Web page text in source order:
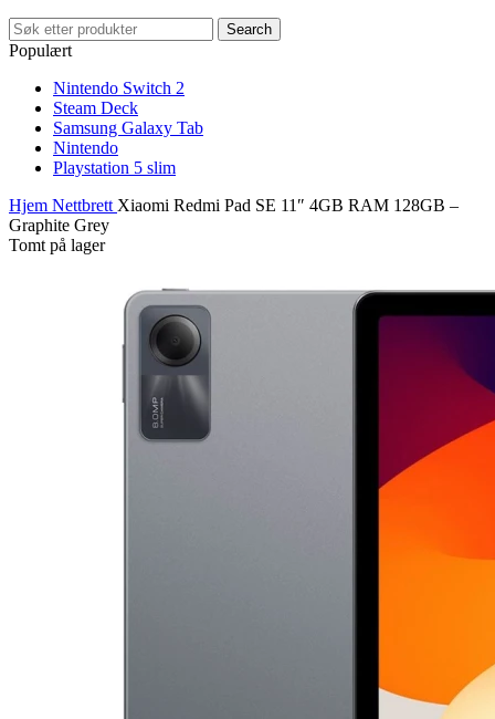
Search
Populært
Nintendo Switch 2
Steam Deck
Samsung Galaxy Tab
Nintendo
Playstation 5 slim
Hjem Nettbrett Xiaomi Redmi Pad SE 11″ 4GB RAM 128GB –
Graphite Grey
Tomt på lager